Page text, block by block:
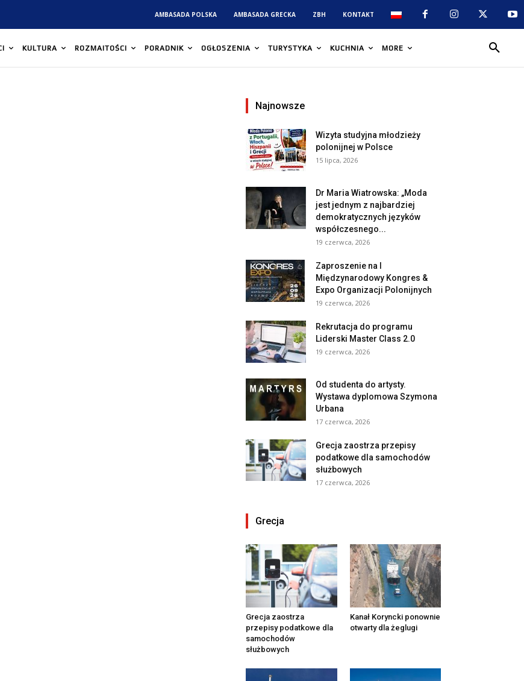
AMBASADA POLSKA AMBASADA GRECKA ZBH KONTAKT
KULTURA ROZMAITOŚCI PORADNIK OGŁOSZENIA TURYSTYKA KUCHNIA MORE
Najnowsze
Wizyta studyjna młodzieży
polonijnej w Polsce
15 lipca, 2026
Dr Maria Wiatrowska: „Moda
jest jednym z najbardziej
demokratycznych języków
współczesnego...
19 czerwca, 2026
Zaproszenie na I
Międzynarodowy Kongres &
Expo Organizacji Polonijnych
19 czerwca, 2026
Rekrutacja do programu
Liderski Master Class 2.0
19 czerwca, 2026
Od studenta do artysty.
Wystawa dyplomowa Szymona
Urbana
17 czerwca, 2026
Grecja zaostrza przepisy
podatkowe dla samochodów
służbowych
17 czerwca, 2026
Grecja
Grecja zaostrza
przepisy podatkowe dla
samochodów
służbowych
Kanał Koryncki ponownie
otwarty dla żeglugi